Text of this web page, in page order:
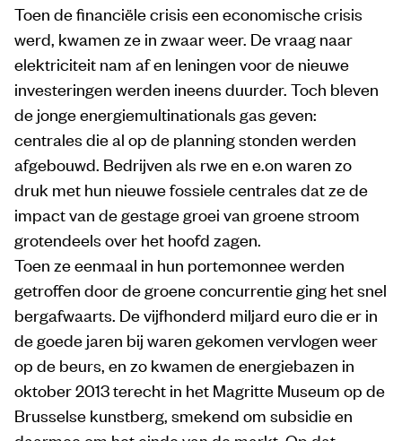
Toen de financiële crisis een economische crisis
werd, kwamen ze in zwaar weer. De vraag naar
elektriciteit nam af en leningen voor de nieuwe
investeringen werden ineens duurder. Toch bleven
de jonge energiemultinationals gas geven:
centrales die al op de planning stonden werden
afgebouwd. Bedrijven als rwe en e.on waren zo
druk met hun nieuwe fossiele centrales dat ze de
impact van de gestage groei van groene stroom
grotendeels over het hoofd zagen.
Toen ze eenmaal in hun portemonnee werden
getroffen door de groene concurrentie ging het snel
bergafwaarts. De vijfhonderd miljard euro die er in
de goede jaren bij waren gekomen vervlogen weer
op de beurs, en zo kwamen de energiebazen in
oktober 2013 terecht in het Magritte Museum op de
Brusselse kunstberg, smekend om subsidie en